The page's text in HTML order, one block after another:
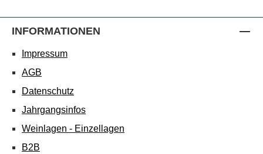
INFORMATIONEN
Impressum
AGB
Datenschutz
Jahrgangsinfos
Weinlagen - Einzellagen
B2B